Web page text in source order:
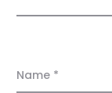
Name *